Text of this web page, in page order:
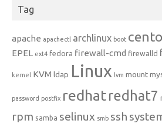
Tag
apache apachectl archlinux boot
EPEL ext4 fedora firewall-cmd firewalld
kernel KVM ldap Linux lvm mount
password postfix redhatredhat7
rpm samba selinux smb ssh